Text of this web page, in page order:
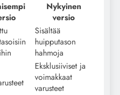
Nykyinen
versio
Sisältää
huipputason
hahmoja
Eksklusiiviset ja
voimakkaat
varusteet